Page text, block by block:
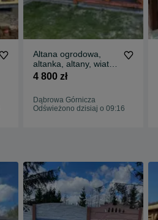
Altana ogrodowa,
altanka, altany, wiaty,
domek, pergola,
4 800 zł
Dąbrowa Górnicza
Odświeżono dzisiaj o 09:16